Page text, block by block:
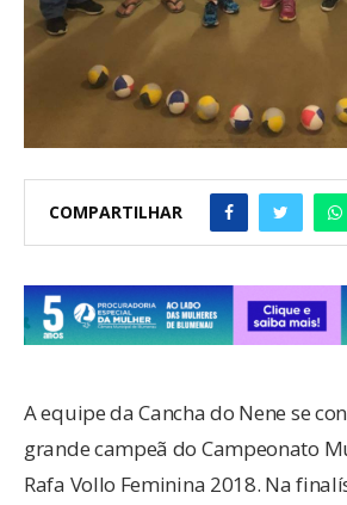
COMPARTILHAR
A equipe da Cancha do Nene se
grande campeã do Campeonato
Rafa Vollo Feminina 2018. Na